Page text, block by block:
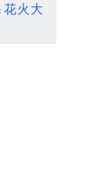
火大